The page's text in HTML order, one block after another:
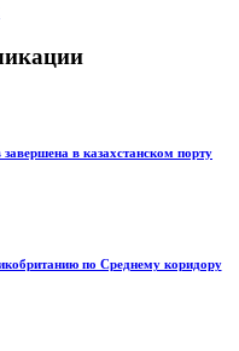
в казахстанском порту
по Среднему коридору